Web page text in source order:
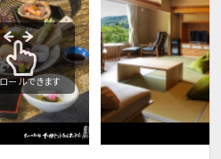
ールできます